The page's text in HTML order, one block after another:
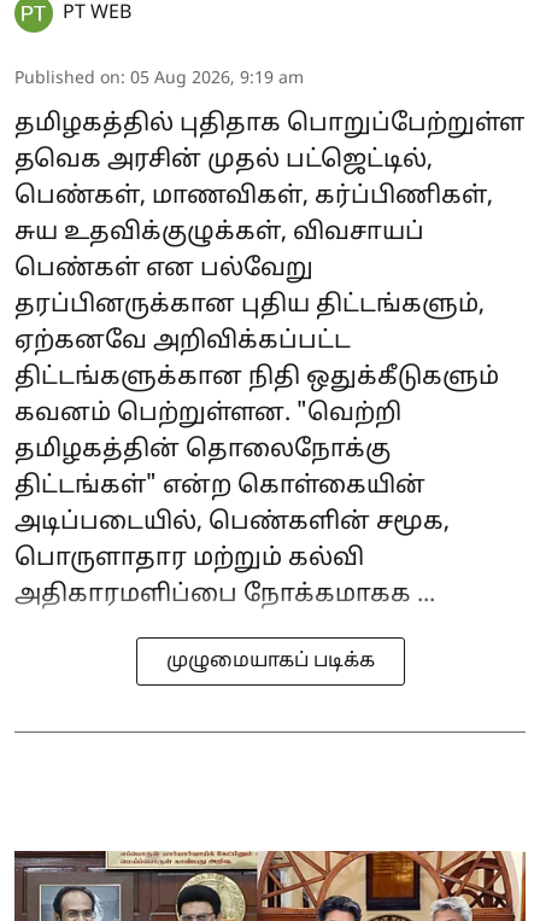
PT WEB
Published on: 05 Aug 2026, 9:19 am
தமிழகத்தில் புதிதாக பொறுப்பேற்றுள்ள
தவெக அரசின் முதல் பட்ஜெட்டில்,
பெண்கள், மாணவிகள், கர்ப்பிணிகள்,
சுய உதவிக்குழுக்கள், விவசாயப்
பெண்கள் என பல்வேறு
தரப்பினருக்கான புதிய திட்டங்களும்,
ஏற்கனவே அறிவிக்கப்பட்ட
திட்டங்களுக்கான நிதி ஒதுக்கீடுகளும்
கவனம் பெற்றுள்ளன. "வெற்றி
தமிழகத்தின் தொலைநோக்கு
திட்டங்கள்" என்ற கொள்கையின்
அடிப்படையில், பெண்களின் சமூக,
பொருளாதார மற்றும் கல்வி
அதிகாரமளிப்பை நோக்கமாகக ...
முழுமையாகப் படிக்க